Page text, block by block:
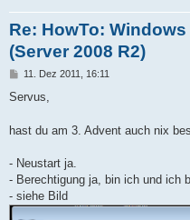
Re: HowTo:
(Server 2008 R2)
B
i
a
g
11. Dez 2011, 16:11
Servus,
hast du am 3. Advent auch nix
- Neustart ja.
- Berechtigung ja, bin ich und ich
- siehe Bild